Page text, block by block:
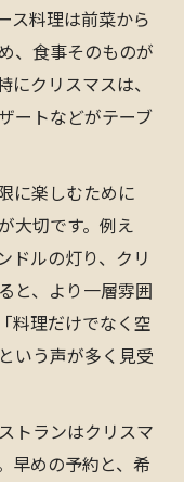
ス料理は前菜から
、食事そのものが
クリスマスは、
ートなどがテーブ
に楽しむために
大切です。例え
ドルの灯り、クリ
と、より一層雰囲
料理だけでなく空
いう声が多く見受
トランはクリスマ
早めの予約と、希